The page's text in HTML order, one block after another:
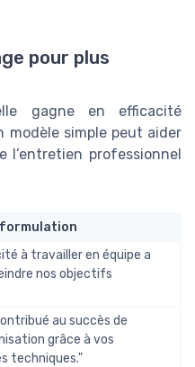
pour plus
gagne en efficacité
modèle simple peut aider
l’entretien professionnel
formulation
à travailler en équipe a
nos objectifs
au succès de
grâce à vos
techniques."